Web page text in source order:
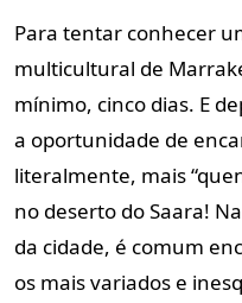
Para tentar conhecer
multicultural de
mínimo, cinco dias. E
a oportunidade de
literalmente, mais
no deserto do Saara!
da cidade, é comum
os mais variados e